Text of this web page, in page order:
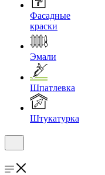
Фасадные
краски
Эмали
Шпатлевка
Штукатурка